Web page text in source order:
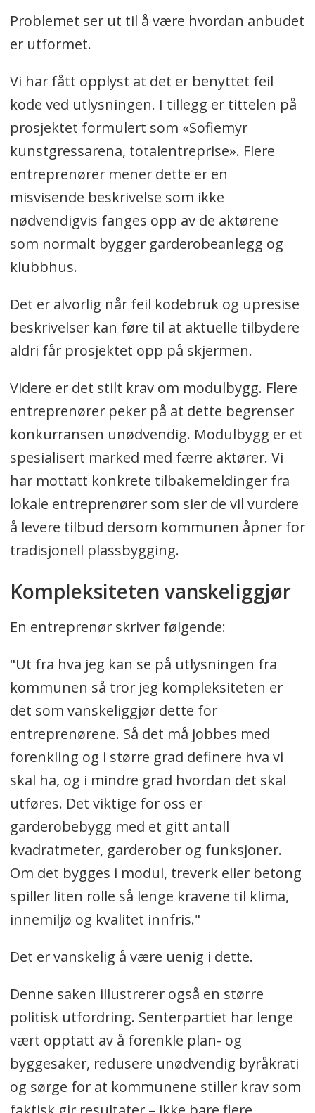
Problemet ser ut til å være hvordan anbudet
er utformet.
Vi har fått opplyst at det er benyttet feil
kode ved utlysningen. I tillegg er tittelen på
prosjektet formulert som «Sofiemyr
kunstgressarena, totalentreprise». Flere
entreprenører mener dette er en
misvisende beskrivelse som ikke
nødvendigvis fanges opp av de aktørene
som normalt bygger garderobeanlegg og
klubbhus.
Det er alvorlig når feil kodebruk og upresise
beskrivelser kan føre til at aktuelle tilbydere
aldri får prosjektet opp på skjermen.
Videre er det stilt krav om modulbygg. Flere
entreprenører peker på at dette begrenser
konkurransen unødvendig. Modulbygg er et
spesialisert marked med færre aktører. Vi
har mottatt konkrete tilbakemeldinger fra
lokale entreprenører som sier de vil vurdere
å levere tilbud dersom kommunen åpner for
tradisjonell plassbygging.
Kompleksiteten vanskeliggjør
En entreprenør skriver følgende:
"Ut fra hva jeg kan se på utlysningen fra
kommunen så tror jeg kompleksiteten er
det som vanskeliggjør dette for
entreprenørene. Så det må jobbes med
forenkling og i større grad definere hva vi
skal ha, og i mindre grad hvordan det skal
utføres. Det viktige for oss er
garderobebygg med et gitt antall
kvadratmeter, garderober og funksjoner.
Om det bygges i modul, treverk eller betong
spiller liten rolle så lenge kravene til klima,
innemiljø og kvalitet innfris."
Det er vanskelig å være uenig i dette.
Denne saken illustrerer også en større
politisk utfordring. Senterpartiet har lenge
vært opptatt av å forenkle plan- og
byggesaker, redusere unødvendig byråkrati
og sørge for at kommunene stiller krav som